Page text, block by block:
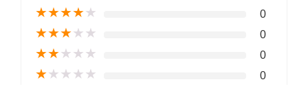
★★★★★ 0
★★★★★ 0
★★★★★ 0
★★★★★ 0